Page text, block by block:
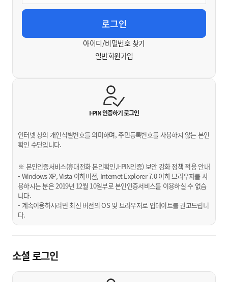
아이디/비밀번호 찾기
일반회원가입
I-PIN 인증하기로그인
인터넷 상의 개인식별번호를 의미하며, 주민등록번호를 사용하지 않는 본인
확인 수단입니다.
※ 본인인증서비스(휴대전화 본인확인,I-PIN인증) 보안 강화 정책 적용 안내
- Windows XP, Vista 이하버전, Internet Explorer 7.0 이하 브라우저를 사
용하시는 분은 2019년 12월 10일부로 본인인증서비스를 이용하실 수 없습
니다.
- 계속이용하시려면 최신 버전의 OS 및 브라우저로 업데이트를 권고드립니
다.
소셜 로그인